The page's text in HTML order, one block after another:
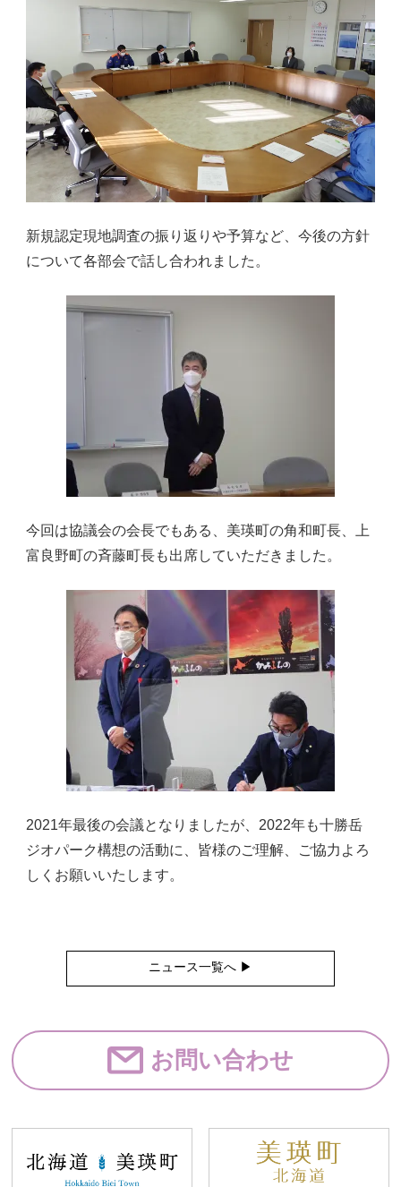
新規認定現地調査の振り返りや予算など、今後の方針
について各部会で話し合われました。
今回は協議会の会長でもある、美瑛町の角和町長、上
富良野町の斉藤町長も出席していただきました。
2021年最後の会議となりましたが、2022年も十勝岳
ジオパーク構想の活動に、皆様のご理解、ご協力よろ
しくお願いいたします。
ニュース一覧へ ▶︎
お問い合わせ